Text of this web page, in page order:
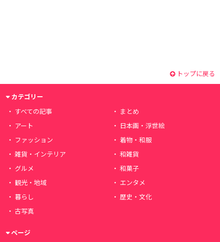
トップに戻る
カテゴリー
すべての記事
まとめ
アート
日本画・浮世絵
ファッション
着物・和服
雑貨・インテリア
和雑貨
グルメ
和菓子
観光・地域
エンタメ
暮らし
歴史・文化
古写真
ページ